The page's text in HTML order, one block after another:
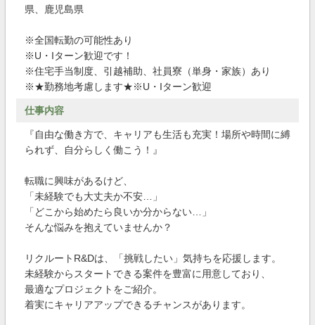
県、鹿児島県
※全国転勤の可能性あり
※U・Iターン歓迎です！
※住宅手当制度、引越補助、社員寮（単身・家族）あり
※★勤務地考慮します★※U・Iターン歓迎
仕事内容
『自由な働き方で、キャリアも生活も充実！場所や時間に縛
られず、自分らしく働こう！』
転職に興味があるけど、
「未経験でも大丈夫か不安…」
「どこから始めたら良いか分からない…」
そんな悩みを抱えていませんか？
リクルートR&Dは、「挑戦したい」気持ちを応援します。
未経験からスタートできる案件を豊富に用意しており、
最適なプロジェクトをご紹介。
着実にキャリアアップできるチャンスがあります。